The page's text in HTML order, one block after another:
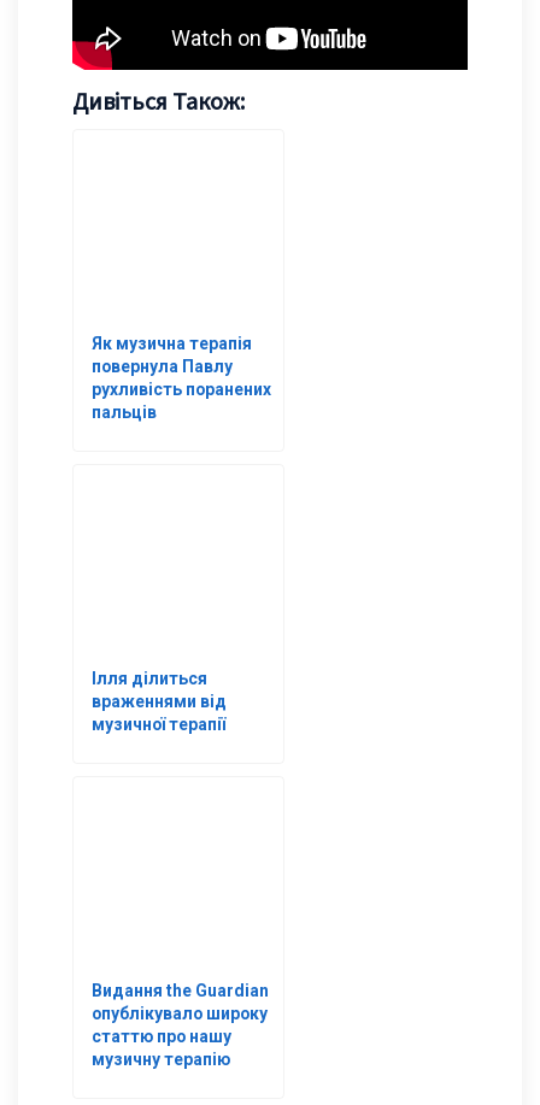
Дивіться Також:
Як музична терапія
повернула Павлу
рухливість поранених
пальців
Ілля ділиться
враженнями від
музичної терапії
Видання the Guardian
опублікувало широку
статтю про нашу
музичну терапію